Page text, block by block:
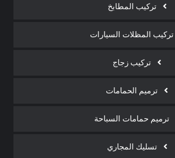
تركيب المطابخ
تركيب المظلات السيارات
تركيب زجاج
ترميم الحمامات
ترميم حمامات السباحة
تسليك المجاري